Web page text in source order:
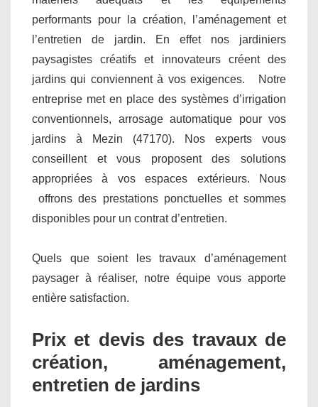
performants pour la création, l’aménagement et
l’entretien de jardin. En effet nos jardiniers
paysagistes créatifs et innovateurs créent des
jardins qui conviennent à vos exigences. Notre
entreprise met en place des systèmes d’irrigation
conventionnels, arrosage automatique pour vos
jardins à Mezin (47170). Nos experts vous
conseillent et vous proposent des solutions
appropriées à vos espaces extérieurs. Nous
offrons des prestations ponctuelles et sommes
disponibles pour un contrat d’entretien.
Quels que soient les travaux d’aménagement
paysager à réaliser, notre équipe vous apporte
entière satisfaction.
Prix et devis des travaux de
création, aménagement,
entretien de jardins